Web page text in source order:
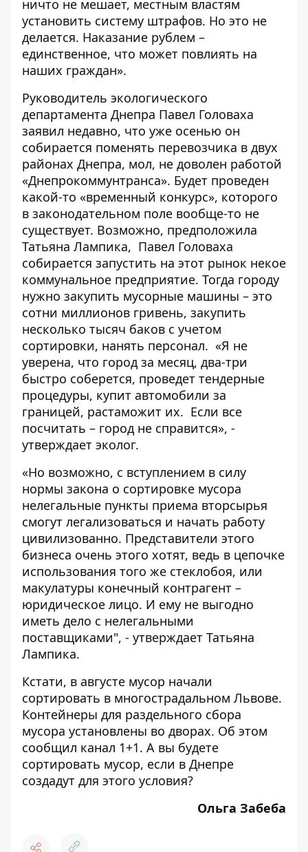
ничто не мешает, местным властям
установить систему штрафов. Но это не
делается. Наказание рублем –
единственное, что может повлиять на
наших граждан».
Руководитель экологического
департамента Днепра Павел Головаха
заявил недавно, что уже осенью он
собирается поменять перевозчика в двух
районах Днепра, мол, не доволен работой
«Днепрокоммунтранса». Будет проведен
какой-то «временный конкурс», которого
в законодательном поле вообще-то не
существует. Возможно, предположила
Татьяна Лампика, Павел Головаха
собирается запустить на этот рынок некое
коммунальное предприятие. Тогда городу
нужно закупить мусорные машины – это
сотни миллионов гривень, закупить
несколько тысяч баков с учетом
сортировки, нанять персонал. «Я не
уверена, что город за месяц, два-три
быстро соберется, проведет тендерные
процедуры, купит автомобили за
границей, растаможит их. Если все
посчитать – город не справится», -
утверждает эколог.
«Но возможно, с вступлением в силу
нормы закона о сортировке мусора
нелегальные пункты приема вторсырья
смогут легализоваться и начать работу
цивилизованно. Представители этого
бизнеса очень этого хотят, ведь в цепочке
использования того же стеклобоя, или
макулатуры конечный контрагент –
юридическое лицо. И ему не выгодно
иметь дело с нелегальными
поставщиками", - утверждает Татьяна
Лампика.
Кстати, в августе мусор начали
сортировать в многострадальном Львове.
Контейнеры для раздельного сбора
мусора установлены во дворах. Об этом
сообщил канал 1+1. А вы будете
сортировать мусор, если в Днепре
создадут для этого условия?
Ольга Забеба